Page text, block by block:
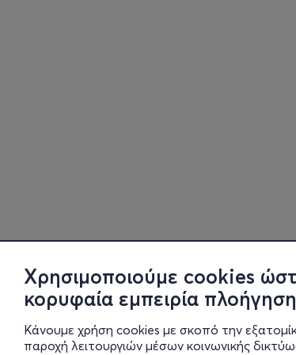
Χρησιμοποιούμε cookies
κορυφαία εμπειρία
Κάνουμε χρήση cookies με σκοπό την
παροχή λειτουργιών μέσων κοινωνικής